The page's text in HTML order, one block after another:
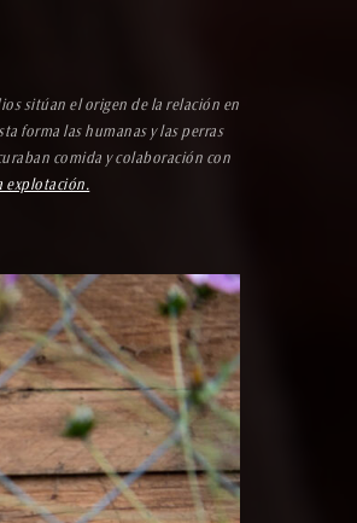
sitúan el origen de la relación en
forma las humanas y las perras
comida y colaboración con
explotación.